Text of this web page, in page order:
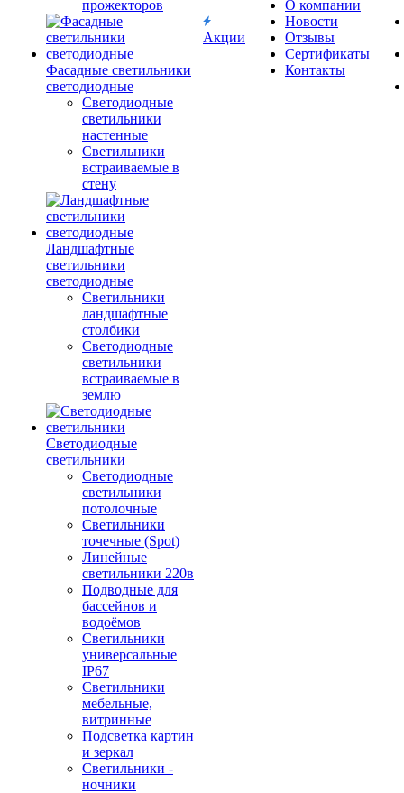
прожекторов
Фасадные светильники
светодиодные
Светодиодные
светильники
настенные
Светильники
встраиваемые в
стену
Ландшафтные
светильники
светодиодные
Светильники
ландшафтные
столбики
Светодиодные
светильники
встраиваемые в
землю
Светодиодные
светильники
Светодиодные
светильники
потолочные
Светильники
точечные (Spot)
Линейные
светильники 220в
Подводные для
бассейнов и
водоёмов
Светильники
универсальные
IP67
Светильники
мебельные,
витринные
Подсветка картин
и зеркал
Светильники -
ночники
Акции
О компании
Новости
Отзывы
Сертификаты
Контакты